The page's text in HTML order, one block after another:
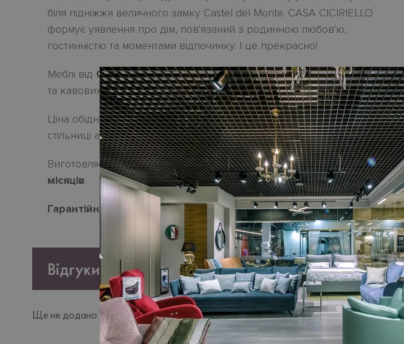
біля підніжжя величного замку Castel del Monte. СASA CICIRIELLO
формує уявлення про дім, пов'язаний з родинною любов'ю,
гостинністю та моментами відпочинку. І це прекрасно!
Меблі від CAPODARTE HOME- це дизайнерська колекція обідніх
та кавових столів, комодів, стільців та дзеркал в сучаному стилі.
Ціна обіднього столуLOUISне залежить від вибору кольору
стільниці або основи.
Виготовляється під замовлення. Термін постачання з Італіідо 3-х
місяців.
Гарантійний термін - 18 місяців.
Відгуки
Ще не додано щодного відгуку. Будьте першим, хто це зробить.